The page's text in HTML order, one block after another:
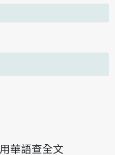
用華語查全文